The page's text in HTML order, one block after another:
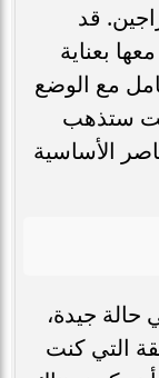
قد
بعناية
مع الوضع
ستذهب
الأساسية
جيدة،
التي كنت